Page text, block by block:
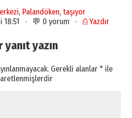
, Palandöken, taşıyor
18:51 · 💬 0 yorum · ⎙ Yazdır
yanıt yazın
Gerekli alanlar* ile